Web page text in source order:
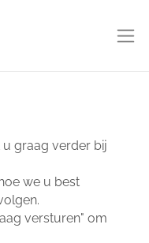
graag verder bij
we u best
versturen" om